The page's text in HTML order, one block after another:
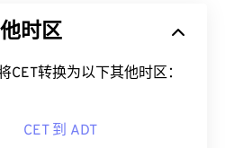
时区
CET转换为以下其他时区：
CET 到 ADT